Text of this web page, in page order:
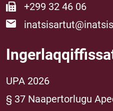
+299 32 46 06
UPA 2026
§ 37 Naapertorlugu